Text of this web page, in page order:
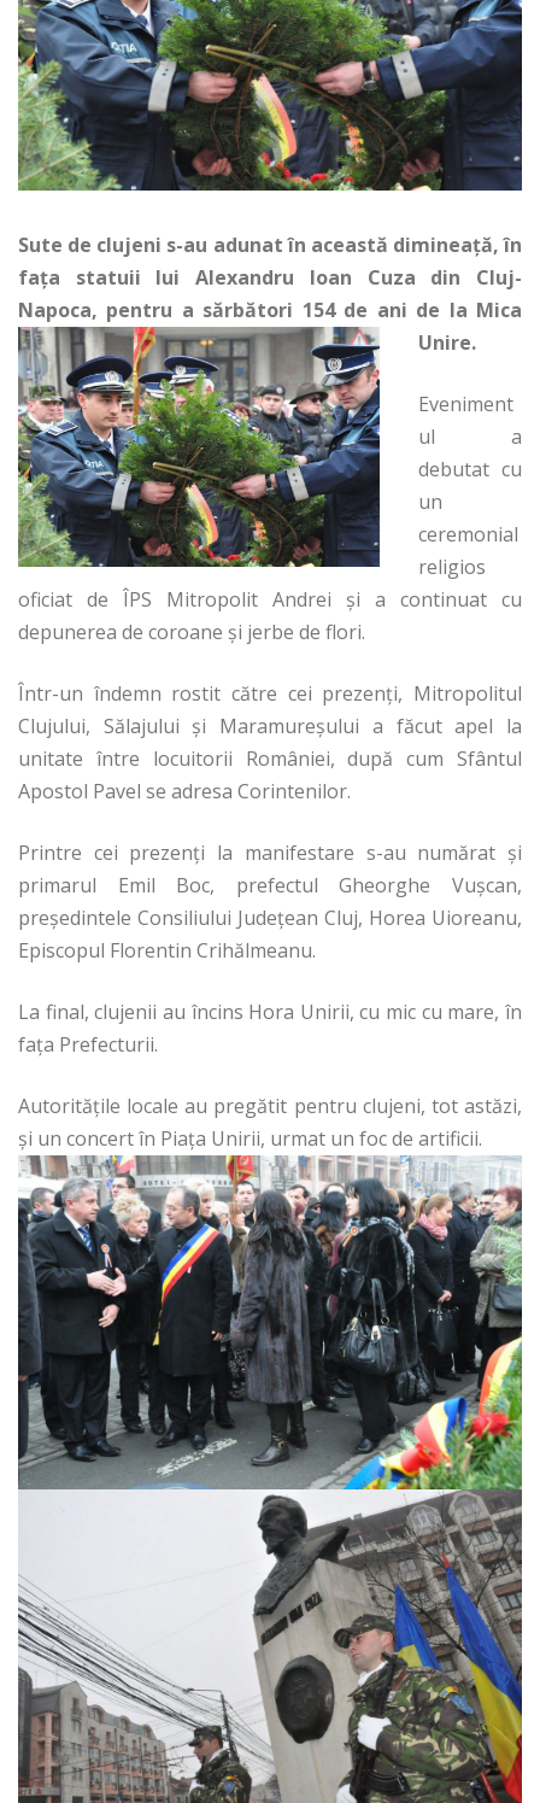
Sute de clujeni s-au adunat în această dimineaţă, în
faţa statuii lui Alexandru Ioan Cuza din Cluj-
Napoca, pentru a sărbători 154 de ani de la Mica
Unire.
Eveniment
ul a
debutat cu
un
ceremonial
religios
oficiat de ÎPS Mitropolit Andrei şi a continuat cu
depunerea de coroane şi jerbe de flori.
Într-un îndemn rostit către cei prezenţi, Mitropolitul
Clujului, Sălajului şi Maramureşului a făcut apel la
unitate între locuitorii României, după cum Sfântul
Apostol Pavel se adresa Corintenilor.
Printre cei prezenţi la manifestare s-au numărat şi
primarul Emil Boc, prefectul Gheorghe Vuşcan,
preşedintele Consiliului Judeţean Cluj, Horea Uioreanu,
Episcopul Florentin Crihălmeanu.
La final, clujenii au încins Hora Unirii, cu mic cu mare, în
faţa Prefecturii.
Autorităţile locale au pregătit pentru clujeni, tot astăzi,
şi un concert în Piaţa Unirii, urmat un foc de artificii.